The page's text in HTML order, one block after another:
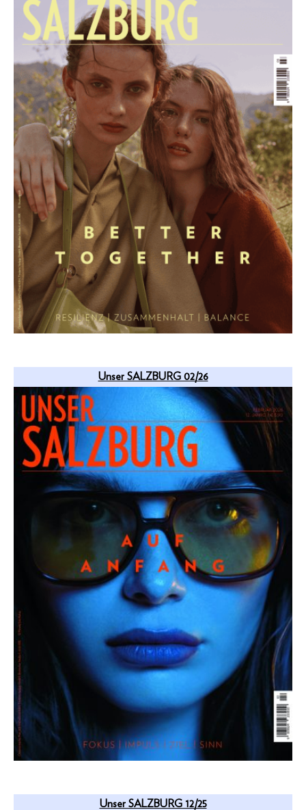
Unser SALZBURG 02/26
Unser SALZBURG 12/25